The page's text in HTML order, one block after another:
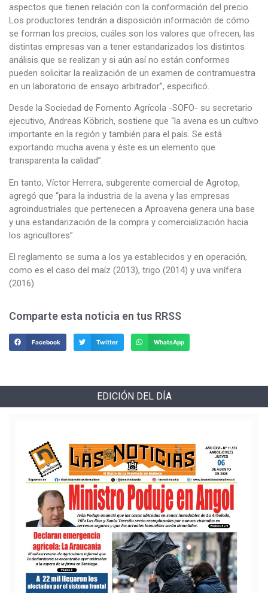
aspectos que tienen relación con la conformación del precio.
Los productores tendrán a disposición información de cómo
se forman los precios, cuáles son los valores que ofrecen, las
distintas empresas van a tener estandarizados los distintos
análisis que se realizan y si aún así no están conformes
pueden solicitar la realización de un examen de contramuestra
en un laboratorio de ensayo arbitrador”, especificó.
Desde la Sociedad de Fomento Agrícola -SOFO- su secretario
ejecutivo, Andreas Köbrich, sostiene que “la avena es un cultivo
importante en la región y también para el país. Se está
exportando mucha avena y éste es un elemento que
transparenta la calidad”.
En tanto, Víctor Herrera, subgerente comercial de Agrotop,
agregó que “para la industria de la avena y las empresas
agroindustriales que pertenecen a Aproavena genera una base
y una estandarización de la compra y comercialización hacia
los agricultores”.
El reglamento se suma a los ya establecidos y en operación,
como es el caso del maíz (2013), trigo (2014) y uva vinífera
(2016).
Comparte esta noticia en tus RRSS
Facebook Twitter WhatsApp
EDICIÓN DEL DÍA